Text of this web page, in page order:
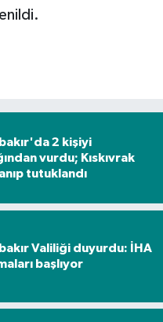
2 kişiyi
vurdu; Kıskıvrak
tutuklandı
Valiliği duyurdu: İHA
başlıyor